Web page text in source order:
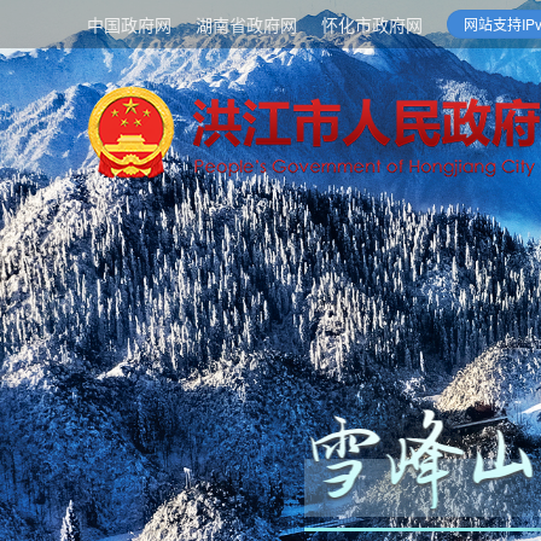
中国政府网 湖南省政府网 怀化市政府网 网站支持